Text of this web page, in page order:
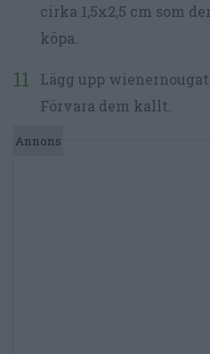
cirka 1,5x2,5 cm som
köpa.
Lägg upp
Förvara dem kallt.